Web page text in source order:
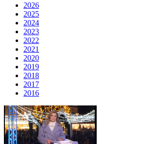
2026
2025
2024
2023
2022
2021
2020
2019
2018
2017
2016